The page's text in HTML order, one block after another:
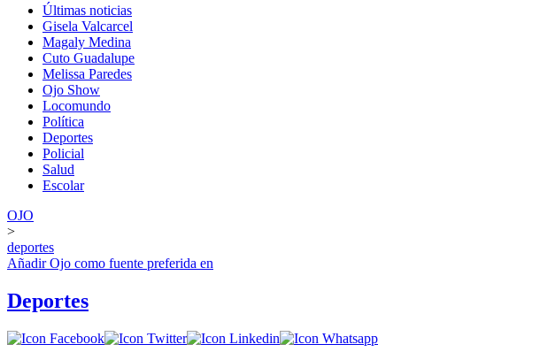
Últimas noticias
Gisela Valcarcel
Magaly Medina
Cuto Guadalupe
Melissa Paredes
Ojo Show
Locomundo
Política
Deportes
Policial
Salud
Escolar
OJO
>
deportes
AñadirOjo como fuente preferida en
Deportes